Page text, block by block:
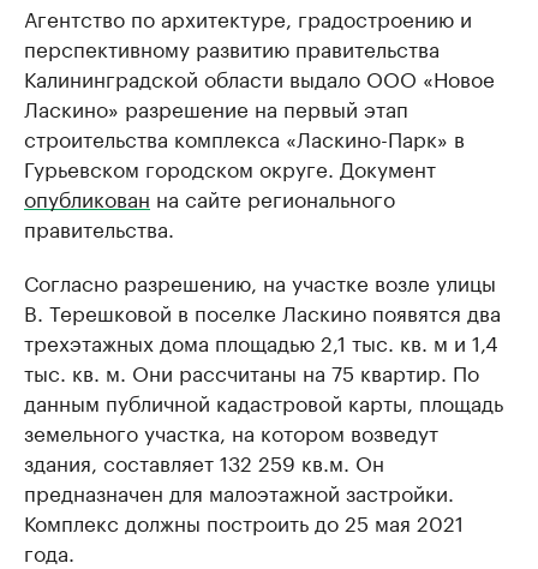
Агентство по архитектуре, градостроению и
перспективному развитию правительства
Калининградской области выдало ООО «Новое
Ласкино» разрешение на первый этап
строительства комплекса «Ласкино-Парк» в
Гурьевском городском округе. Документ
опубликован на сайте регионального
правительства.
Согласно разрешению, на участке возле улицы
В. Терешковой в поселке Ласкино появятся два
трехэтажных дома площадью 2,1 тыс. кв. м и 1,4
тыс. кв. м. Они рассчитаны на 75 квартир. По
данным публичной кадастровой карты, площадь
земельного участка, на котором возведут
здания, составляет 132 259 кв.м. Он
предназначен для малоэтажной застройки.
Комплекс должны построить до 25 мая 2021
года.